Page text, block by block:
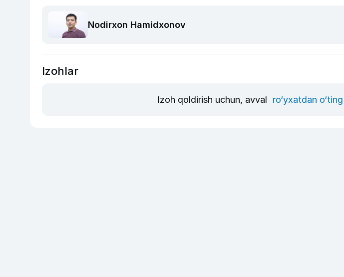
Nodirxon Hamidxonov
Izohlar
Izoh qoldirish uchun, avval ro‘yxatdan o‘ting